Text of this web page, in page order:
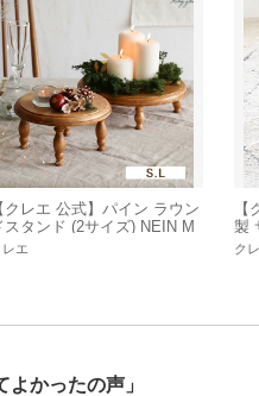
クレエ 公式】パイン ラウン
スタンド (2サイズ) NEIN M
/ ナインマーケ「2023新
レエ
製
KE
作」
ク
かったの声」